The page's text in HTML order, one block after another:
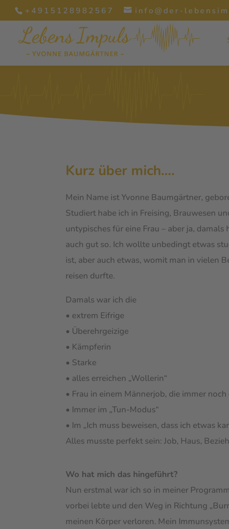
+4915128982567 info@der-
Kurz über mich….
Mein Name ist Yvonne Baumgärtner,
Studiert habe ich in Freising, Brauwesen
untypisches für eine Frau – aber ja,
auch gut so. Ich wollte unbedingt etwas
ist, aber auch etwas, womit man in vielen
reisen durfte.
Damals war ich die
• extrem Eifrige
• Überehrgeizige
• Kämpferin
• Starke
• alles erreichen „Wollerin“
• Frau in einem Männerjob, die immer
• Immer im „Tun-Modus“
• Im „Ich muss beweisen, dass ich etwas
Alles musste perfekt sein: Job, Haus,
Wo hat mich das hingeführt?
Nun erstmal war ich so in meiner
vorbei lebte und den Weg in Richtung
meinen Körper verloren. Mein